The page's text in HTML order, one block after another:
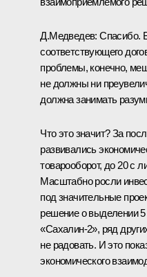
Д.Медведев: Спасибо.
соответствующего
проблемы, конечно,
не должны ни
должна занимать
Что это значит? За
развивались
товарооборот, до 20 с
Масштабно росли
под значительные
решение о выделении
«Сахалин-2», ряд
не радовать. И это
экономического